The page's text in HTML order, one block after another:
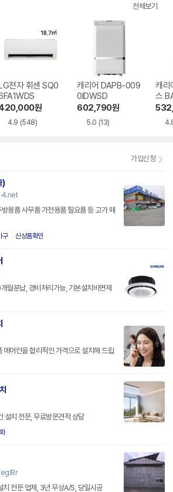
전체보기
전자 휘센 SQ0
원
4.9 (548)
캐리어 DAPB-009
0IDWSD
602,790원
5.0 (13)
캐리
스
가입신청
)
용품 사무품 가전용품 필요품 등 고가 매
구 신상품확인
월분납, 경비처리가능, 기본설치비면제
어컨을 합리적인 가격으로 설치해 드립
설치 전문, 무료방문견적 상담
치 전문 업체, 3년 무상A/S, 당일시공